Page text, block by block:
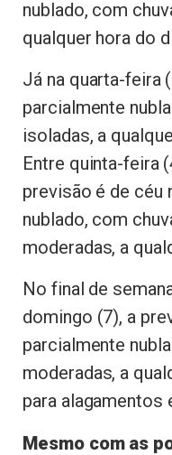
nublado, com
qualquer hora do
Já na quarta-feira
parcialmente
isoladas, a
Entre quinta-feira
previsão é de céu
nublado, com
moderadas, a
No final de
domingo (7), a
parcialmente
moderadas, a
para alagamentos
Mesmo com as